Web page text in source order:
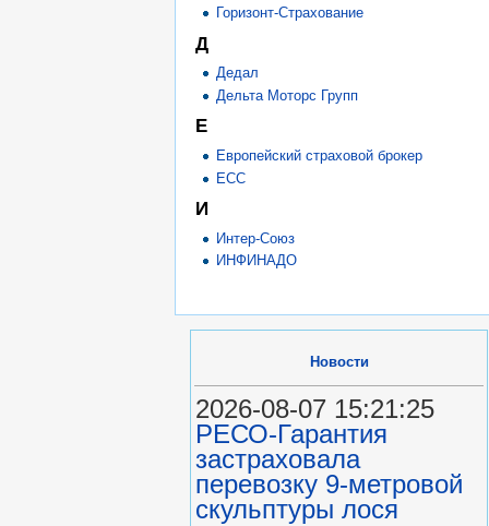
Горизонт-Страхование
Д
Дедал
Дельта Моторс Групп
Е
Европейский страховой брокер
ЕСС
И
Интер-Союз
ИНФИНАДО
Новости
2026-08-07 15:21:25
РЕСО-Гарантия
застраховала
перевозку 9-метровой
скульптуры лося